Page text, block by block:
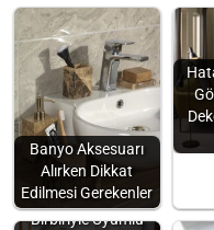
Banyo Aksesuarı
Alırken Dikkat
Edilmesi Gerekenler
Birbiriyle Uyumlu